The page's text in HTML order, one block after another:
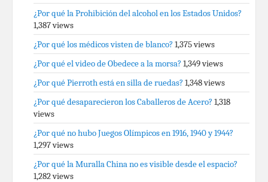
¿Por qué la Prohibición del alcohol en los Estados Unidos?
1,387 views
¿Por qué los médicos visten de blanco? 1,375 views
¿Por qué el video de Obedece a la morsa? 1,349 views
¿Por qué Pierroth está en silla de ruedas? 1,348 views
¿Por qué desaparecieron los Caballeros de Acero? 1,318
views
¿Por qué no hubo Juegos Olímpicos en 1916, 1940 y 1944?
1,297 views
¿Por qué la Muralla China no es visible desde el espacio?
1,282 views